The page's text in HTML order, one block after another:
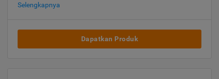
Selengkapnya
Dapatkan Produk